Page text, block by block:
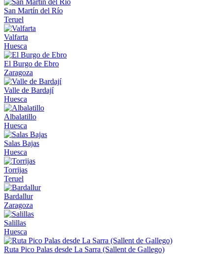
San Martín del Río
Teruel
Valfarta
Huesca
El Burgo de Ebro
Zaragoza
Valle de Bardají
Huesca
Albalatillo
Huesca
Salas Bajas
Huesca
Torrijas
Teruel
Bardallur
Zaragoza
Salillas
Huesca
Ruta Pico Palas desde La Sarra (Sallent de Gallego)